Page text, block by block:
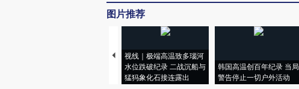
图片推荐
视线｜极端高温致多瑙河
水位跌破纪录 二战沉船与
猛犸象化石接连露出
韩国高温创百年纪录 当局
警告停止一切户外活动